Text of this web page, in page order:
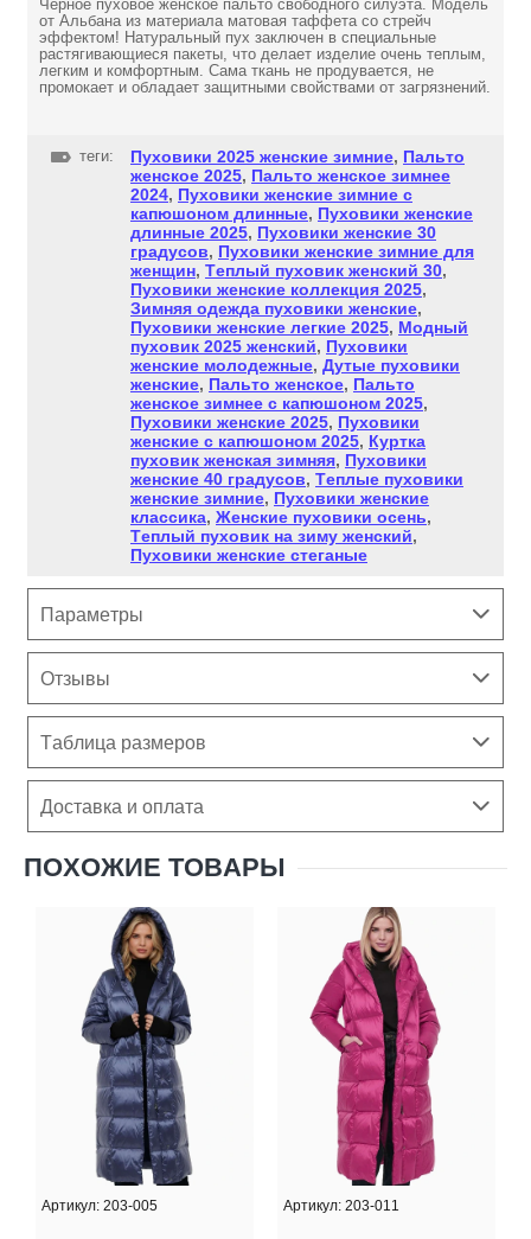
Черное пуховое женское пальто свободного силуэта. Модель
от Альбана из материала матовая таффета со стрейч
эффектом! Натуральный пух заключен в специальные
растягивающиеся пакеты, что делает изделие очень теплым,
легким и комфортным. Сама ткань не продувается, не
промокает и обладает защитными свойствами от загрязнений.
теги: Пуховики 2025 женские зимние, Пальто
женское 2025, Пальто женское зимнее
2024, Пуховики женские зимние с
капюшоном длинные, Пуховики женские
длинные 2025, Пуховики женские 30
градусов, Пуховики женские зимние для
женщин, Теплый пуховик женский 30,
Пуховики женские коллекция 2025,
Зимняя одежда пуховики женские,
Пуховики женские легкие 2025, Модный
пуховик 2025 женский, Пуховики
женские молодежные, Дутые пуховики
женские, Пальто женское, Пальто
женское зимнее с капюшоном 2025,
Пуховики женские 2025, Пуховики
женские с капюшоном 2025, Куртка
пуховик женская зимняя, Пуховики
женские 40 градусов, Теплые пуховики
женские зимние, Пуховики женские
классика, Женские пуховики осень,
Теплый пуховик на зиму женский,
Пуховики женские стеганые
Параметры
Отзывы
Таблица размеров
Доставка и оплата
ПОХОЖИЕ ТОВАРЫ
Артикул: 203-005 Артикул: 203-011